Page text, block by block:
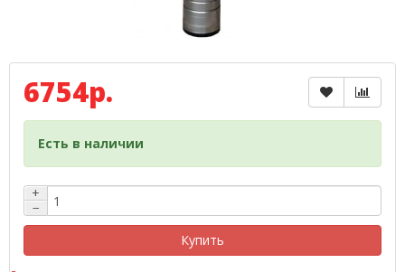
6754р.
Есть в наличии
+
−
Купить